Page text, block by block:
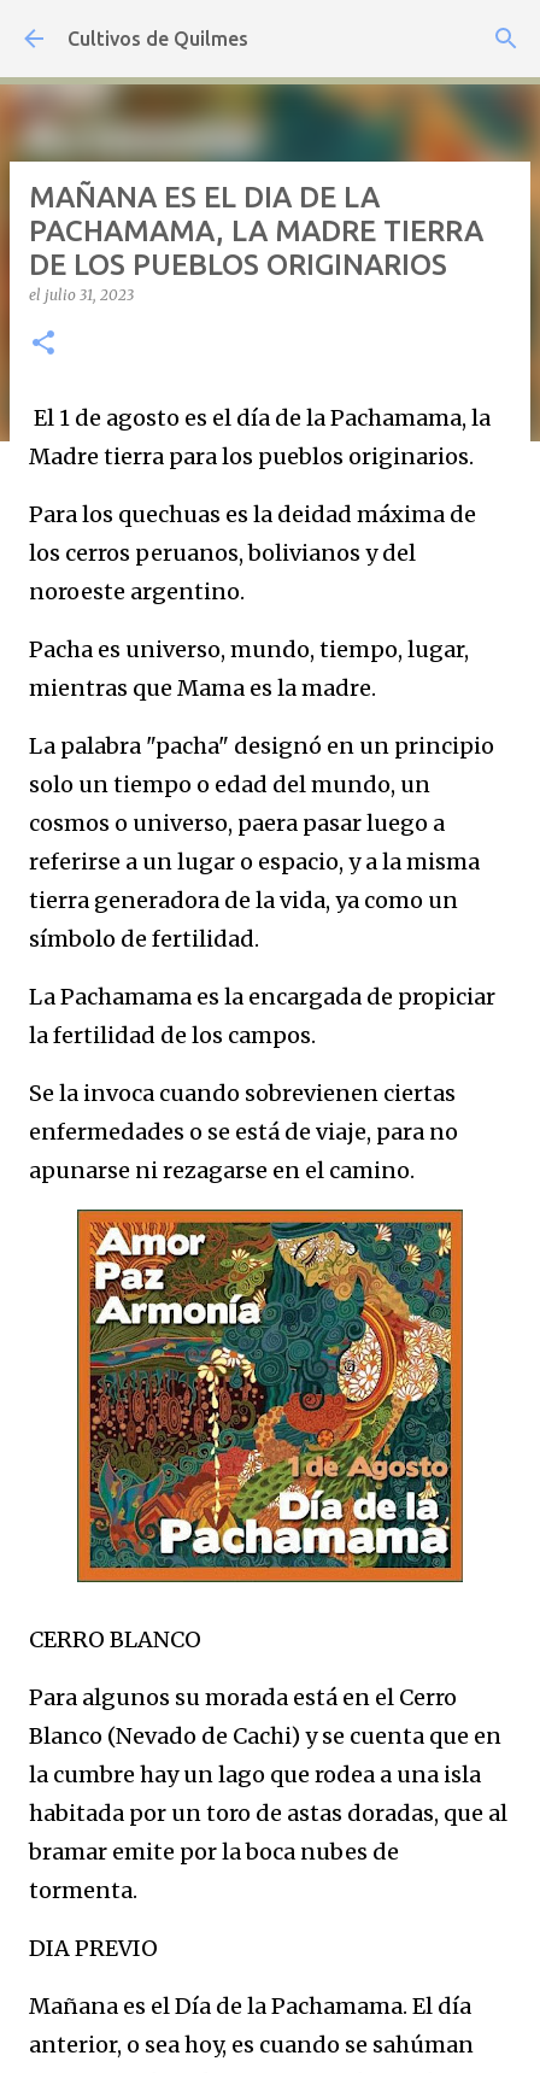
Ir al contenido principal
Cultivos de Quilmes
MAÑANA ES EL DIA DE LA
PACHAMAMA, LA MADRE TIERRA
DE LOS PUEBLOS ORIGINARIOS
el julio 31, 2023
El 1 de agosto es el día de la Pachamama, la
Madre tierra para los pueblos originarios.
Para los quechuas es la deidad máxima de
los cerros peruanos, bolivianos y del
noroeste argentino.
Pacha es universo, mundo, tiempo, lugar,
mientras que Mama es la madre.
La palabra "pacha" designó en un principio
solo un tiempo o edad del mundo, un
cosmos o universo, paera pasar luego a
referirse a un lugar o espacio, y a la misma
tierra generadora de la vida, ya como un
símbolo de fertilidad.
La Pachamama es la encargada de propiciar
la fertilidad de los campos.
Se la invoca cuando sobrevienen ciertas
enfermedades o se está de viaje, para no
apunarse ni rezagarse en el camino.
CERRO BLANCO
Para algunos su morada está en el Cerro
Blanco (Nevado de Cachi) y se cuenta que en
la cumbre hay un lago que rodea a una isla
habitada por un toro de astas doradas, que al
bramar emite por la boca nubes de
tormenta.
DIA PREVIO
Mañana es el Día de la Pachamama. El día
anterior, o sea hoy, es cuando se sahúman